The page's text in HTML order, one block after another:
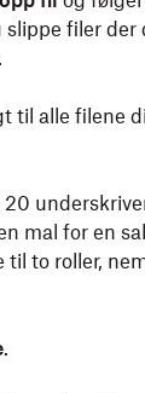
slippe filer der
.
til alle filene
mal for en
to roller,
.